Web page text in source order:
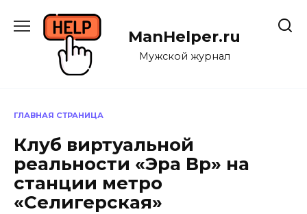
содержанию
ManHelper.ru
Мужской журнал
ГЛАВНАЯ СТРАНИЦА
Клуб виртуальной
реальности «Эра Вр» на
станции метро
«Селигерская»